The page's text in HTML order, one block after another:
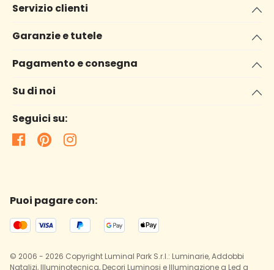
Servizio clienti
Garanzie e tutele
Pagamento e consegna
Su di noi
Seguici su:
Puoi pagare con:
© 2006 - 2026 Copyright Luminal Park S.r.l.: Luminarie, Addobbi
Natalizi, Illuminotecnica, Decori Luminosi e Illuminazione a Led a